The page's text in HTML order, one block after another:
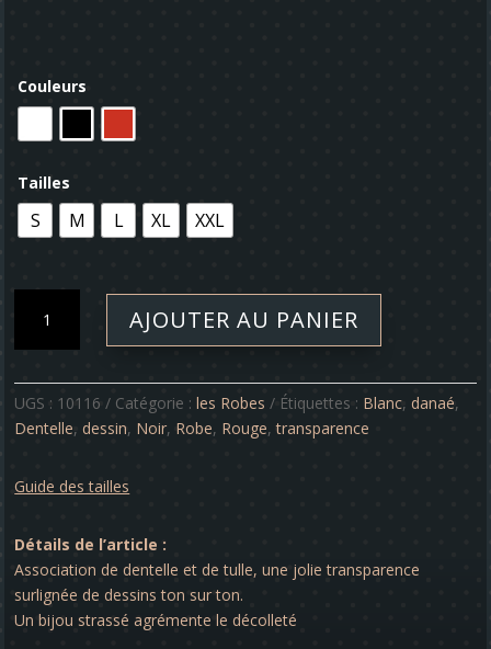
Couleurs
Tailles
S M L XL XXL
Robe
Danaé
AJOUTER AU PANIER
UGS : 10116 Catégorie :les Robes Étiquettes : Blanc, danaé,
Dentelle, dessin, Noir, Robe, Rouge,transparence
Guide des tailles
Détails de l’article :
Association de dentelle et de tulle, une jolie transparence
surlignée de dessins ton sur ton.
Un bijou strassé agrémente le décolleté